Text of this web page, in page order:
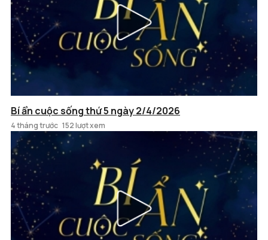
Bí ẩn cuộc sống thứ 5 ngày 2/4/2026
4 tháng trước 152 lượt xem